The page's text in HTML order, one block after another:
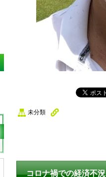
未分類
コロナ禍での経済不況